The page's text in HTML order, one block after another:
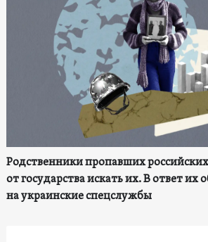
Родственники пропавших
от государства искать их. В ответ их
на украинские спецслужбы